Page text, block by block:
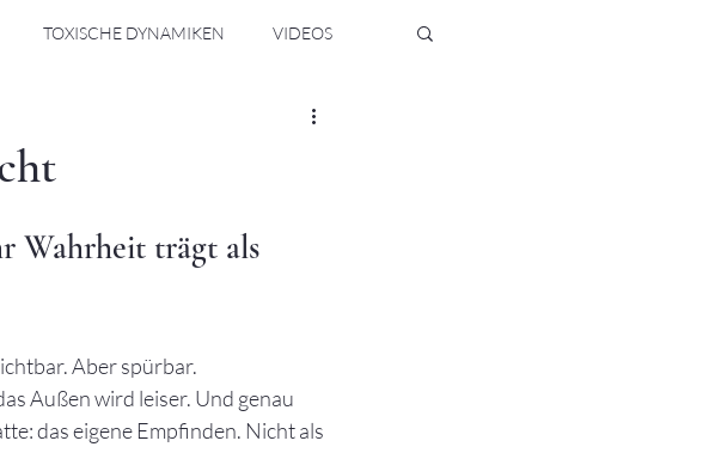
TOXISCHE DYNAMIKEN VIDEOS
Wahrheit trägt als
Aber spürbar.
Außen wird leiser. Und genau
das eigene Empfinden. Nicht als